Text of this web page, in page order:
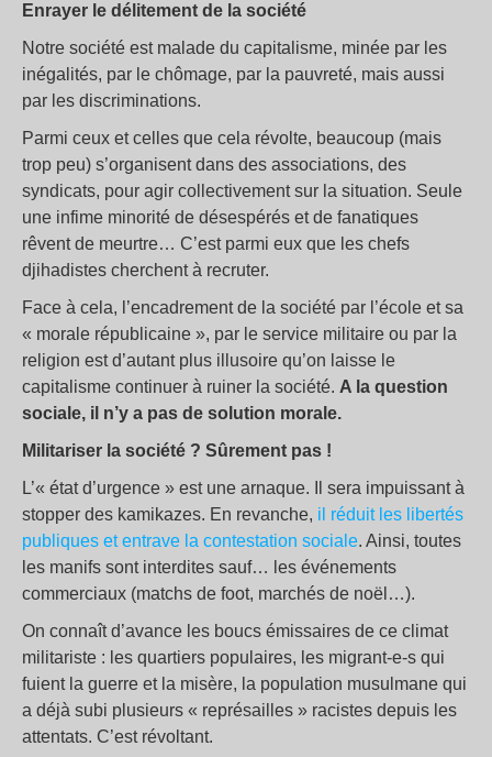
Enrayer le délitement de la société
Notre société est malade du capitalisme, minée par les
inégalités, par le chômage, par la pauvreté, mais aussi
par les discriminations.
Parmi ceux et celles que cela révolte, beaucoup (mais
trop peu) s’organisent dans des associations, des
syndicats, pour agir collectivement sur la situation. Seule
une infime minorité de désespérés et de fanatiques
rêvent de meurtre… C’est parmi eux que les chefs
djihadistes cherchent à recruter.
Face à cela, l’encadrement de la société par l’école et sa
« morale républicaine », par le service militaire ou par la
religion est d’autant plus illusoire qu’on laisse le
capitalisme continuer à ruiner la société. A la question
sociale, il n’y a pas de solution morale.
Militariser la société ? Sûrement pas !
L’« état d’urgence » est une arnaque. Il sera impuissant à
stopper des kamikazes. En revanche, il réduit les libertés
publiques et entrave la contestation sociale. Ainsi, toutes
les manifs sont interdites sauf… les événements
commerciaux (matchs de foot, marchés de noël…).
On connaît d’avance les boucs émissaires de ce climat
militariste : les quartiers populaires, les migrant-e-s qui
fuient la guerre et la misère, la population musulmane qui
a déjà subi plusieurs « représailles » racistes depuis les
attentats. C’est révoltant.